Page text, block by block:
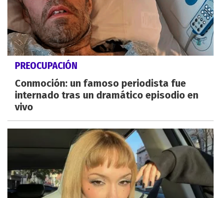
PREOCUPACIÓN
Conmoción: un famoso periodista fue
internado tras un dramático episodio en
vivo